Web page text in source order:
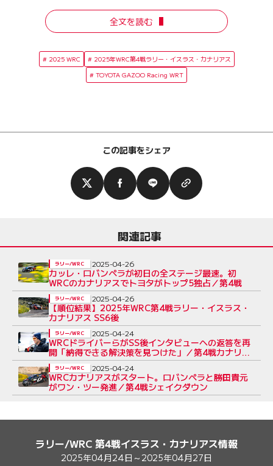
全文を読む
2025 WRC
2025年WRC第4戦ラリー・イスラス・カナリアス
TOYOTA GAZOO Racing WRT
この記事をシェア
関連記事
カッレ・ロバンペラが初日の全ステージ最速。初
WRCのカナリアスでトヨタがトップ5独占／第4戦
ラリー/WRC 2025-04-26
【順位結果】2025年WRC第4戦ラリー・イスラス・
カナリアス SS6後
ラリー/WRC 2025-04-26
WRCドライバーらがSS後インタビューへの返答を再
開「納得できる解決策を見つけた」／第4戦カナリア
ス
ラリー/WRC 2025-04-24
WRCカナリアスがスタート。ロバンペラと勝田貴元
がワン・ツー発進／第4戦シェイクダウン
ラリー/WRC 2025-04-24
ラリー/WRC 第4戦イスラス・カナリアス情報
2025年04月24日～2025年04月27日